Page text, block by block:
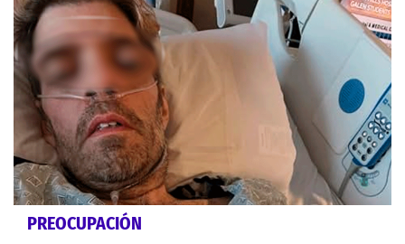
PREOCUPACIÓN